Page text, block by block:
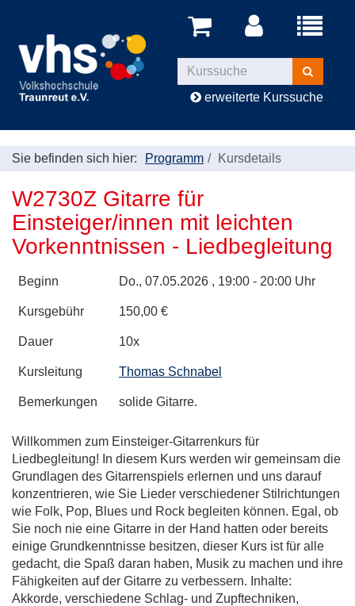
Menü
Kurse
suchen
erweiterte Kurssuche
Sie befinden sich hier: Programm Kursdetails
W2730Z Gitarre für
Einsteiger/innen mit leichten
Vorkenntnissen - Liedbegleitung
Beginn Do., 07.05.2026 , 19:00 - 20:00 Uhr
Kursgebühr 150,00 €
Dauer 10x
Kursleitung Thomas Schnabel
Bemerkungen solide Gitarre.
Willkommen zum Einsteiger-Gitarrenkurs für
Liedbegleitung! In diesem Kurs werden wir gemeinsam die
Grundlagen des Gitarrenspiels erlernen und uns darauf
konzentrieren, wie Sie Lieder verschiedener Stilrichtungen
wie Folk, Pop, Blues und Rock begleiten können. Egal, ob
Sie noch nie eine Gitarre in der Hand hatten oder bereits
einige Grundkenntnisse besitzen, dieser Kurs ist für alle
gedacht, die Spaß daran haben, Musik zu machen und ihre
Fähigkeiten auf der Gitarre zu verbessern. Inhalte:
Akkorde, verschiedene Schlag- und Zupftechniken,